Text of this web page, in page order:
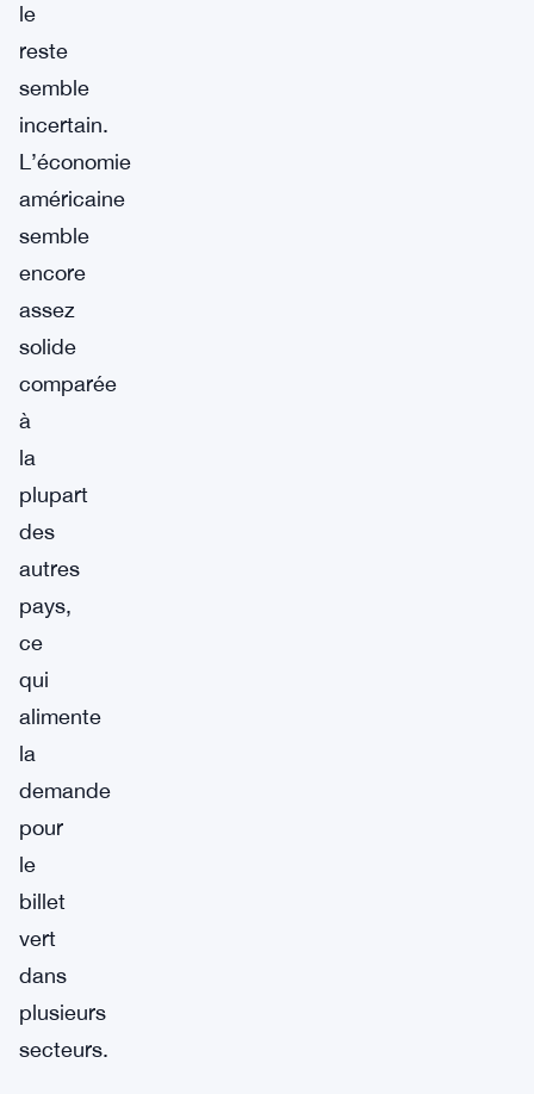
le
reste
semble
incertain.
L’économie
américaine
semble
encore
assez
solide
comparée
à
la
plupart
des
autres
pays,
ce
qui
alimente
la
demande
pour
le
billet
vert
dans
plusieurs
secteurs.